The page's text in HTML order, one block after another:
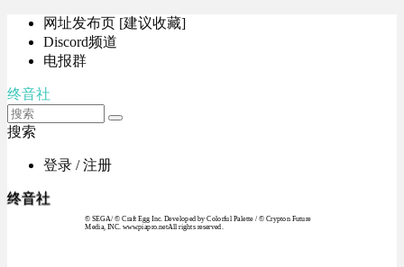
网址发布页 [建议收藏]
Discord频道
电报群
终音社
搜索
登录 / 注册
终音社
© SEGA / © Craft Egg Inc. Developed by Colorful Palette / © Crypton Future
Media, INC. www.piapro.netAll rights reserved.